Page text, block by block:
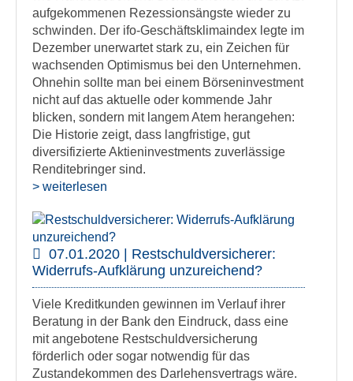
aufgekommenen Rezessionsängste wieder zu
schwinden. Der ifo-Geschäftsklimaindex legte im
Dezember unerwartet stark zu, ein Zeichen für
wachsenden Optimismus bei den Unternehmen.
Ohnehin sollte man bei einem Börseninvestment
nicht auf das aktuelle oder kommende Jahr
blicken, sondern mit langem Atem herangehen:
Die Historie zeigt, dass langfristige, gut
diversifizierte Aktieninvestments zuverlässige
Renditebringer sind.
> weiterlesen
07.01.2020 | Restschuldversicherer:
Widerrufs-Aufklärung unzureichend?
Viele Kreditkunden gewinnen im Verlauf ihrer
Beratung in der Bank den Eindruck, dass eine
mit angebotene Restschuldversicherung
förderlich oder sogar notwendig für das
Zustandekommen des Darlehensvertrags wäre.